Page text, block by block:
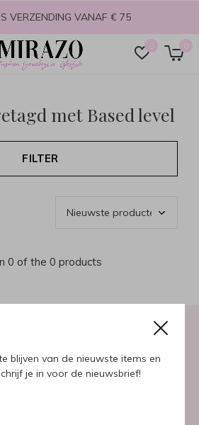
blijven van de nieuwste items en
je in voor de nieuwsbrief!
0 0
VERZENDING VANAF € 75
met Based level
FILTER
0 of the 0 products
aan voor onze
nieuwsbrief